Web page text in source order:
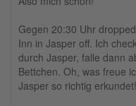
Gegen 20:30 Uhr
Inn in Jasper off. Ich
durch Jasper, falle dann
Bettchen. Oh, was freue
Jasper so richtig